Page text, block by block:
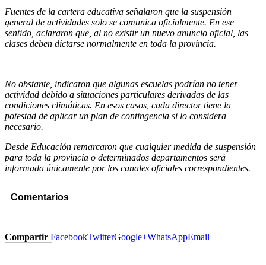
Fuentes de la cartera educativa señalaron que la suspensión
general de actividades solo se comunica oficialmente. En ese
sentido, aclararon que, al no existir un nuevo anuncio oficial, las
clases deben dictarse normalmente en toda la provincia.
No obstante, indicaron que algunas escuelas podrían no tener
actividad debido a situaciones particulares derivadas de las
condiciones climáticas. En esos casos, cada director tiene la
potestad de aplicar un plan de contingencia si lo considera
necesario.
Desde Educación remarcaron que cualquier medida de suspensión
para toda la provincia o determinados departamentos será
informada únicamente por los canales oficiales correspondientes.
Comentarios
Compartir FacebookTwitterGoogle+WhatsAppEmail